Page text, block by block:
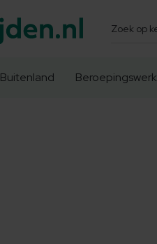
Zoeken
Buitenland Beroepingswerk